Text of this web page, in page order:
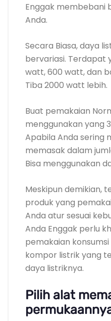
Enggak membebani
Anda.
Secara Biasa, daya
bervariasi. Terdapat
watt, 600 watt, dan
Tiba 2000 watt lebih.
Buat pemakaian
menggunakan yang
Apabila Anda sering
memasak dalam
Bisa menggunakan
Meskipun demikian,
produk yang
Anda atur sesuai
Anda Enggak perlu
pemakaian
kompor listrik yang
daya listriknya.
Pilih alat